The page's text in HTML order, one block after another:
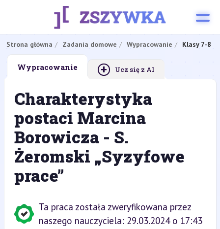
Strona główna Zadania domowe Wypracowanie Klasy 7-8
Wypracowanie + Ucz się z AI
Charakterystyka
postaci Marcina
Borowicza - S.
Żeromski „Syzyfowe
prace”
Ta praca została zweryfikowana przez
naszego nauczyciela: 29.03.2024 o 17:43